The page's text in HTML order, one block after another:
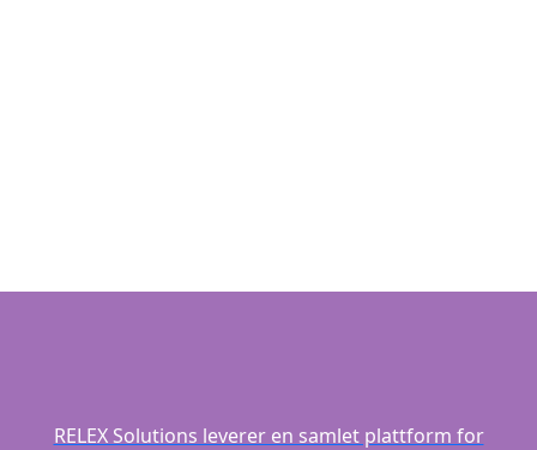
RELEX Solutions leverer en samlet plattform for